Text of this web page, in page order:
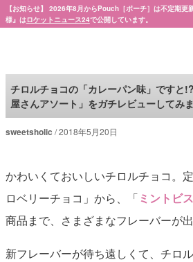
【お知らせ】 2026年8月からPouch［ポーチ］は不定期更
様』はロケットニュース24で公開しています。
チロルチョコの「カレーパン味」ですと
屋さんアソート」をガチレビューしてみ
sweetsholic 2018年5月20日
かわいくておいしいチロルチョコ。
ロベリーチョコ」から、「 ミントビス
商品まで、さまざまなフレーバーが
新フレーバーが待ち遠しくて、チロ